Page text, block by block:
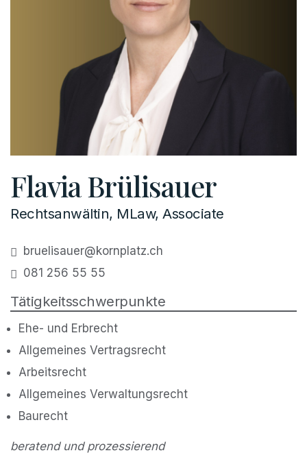
Flavia Brülisauer
Rechtsanwältin, MLaw, Associate
bruelisauer@kornplatz.ch
081 256 55 55
Tätigkeitsschwerpunkte
Ehe- und Erbrecht
Allgemeines Vertragsrecht
Arbeitsrecht
Allgemeines Verwaltungsrecht
Baurecht
beratend und prozessierend